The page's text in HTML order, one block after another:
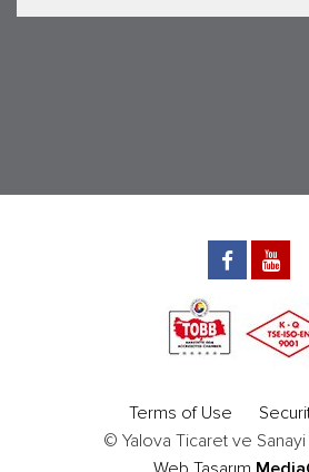
Terms of Use
© Yalova Ticaret ve Sanayi